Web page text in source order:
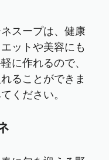
スープは、健康
ットや美容にも
に作れるので、
ることができま
ください。